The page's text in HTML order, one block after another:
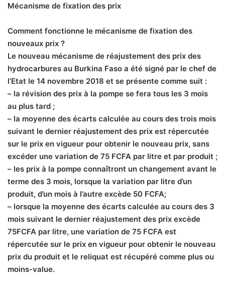
Mécanisme de fixation des prix
Comment fonctionne le mécanisme de fixation des
nouveaux prix ?
Le nouveau mécanisme de réajustement des prix des
hydrocarbures au Burkina Faso a été signé par le chef de
l’Etat le 14 novembre 2018 et se présente comme suit :
– la révision des prix à la pompe se fera tous les 3 mois
au plus tard ;
– la moyenne des écarts calculée au cours des trois mois
suivant le dernier réajustement des prix est répercutée
sur le prix en vigueur pour obtenir le nouveau prix, sans
excéder une variation de 75 FCFA par litre et par produit ;
– les prix à la pompe connaîtront un changement avant le
terme des 3 mois, lorsque la variation par litre d’un
produit, d’un mois à l’autre excède 50 FCFA;
– lorsque la moyenne des écarts calculée au cours des 3
mois suivant le dernier réajustement des prix excède
75FCFA par litre, une variation de 75 FCFA est
répercutée sur le prix en vigueur pour obtenir le nouveau
prix du produit et le reliquat est récupéré comme plus ou
moins-value.